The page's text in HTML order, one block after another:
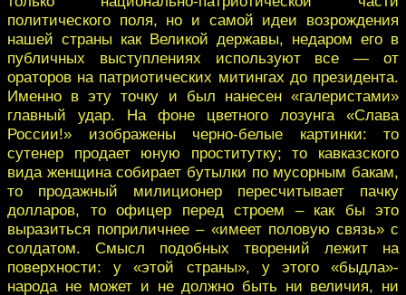
политического поля, но и самой идеи возрождения
нашей страны как Великой державы, недаром его в
публичных выступлениях используют все — от
ораторов на патриотических митингах до президента.
Именно в эту точку и был нанесен «галеристами»
главный удар. На фоне цветного лозунга «Слава
России!» изображены черно-белые картинки: то
сутенер продает юную проститутку; то кавказского
вида женщина собирает бутылки по мусорным бакам,
то продажный милиционер пересчитывает пачку
долларов, то офицер перед строем – как бы это
выразиться поприличнее – «имеет половую связь» с
солдатом. Смысл подобных творений лежит на
поверхности: у «этой страны», у этого «быдла»-
народа не может и не должно быть ни величия, ни